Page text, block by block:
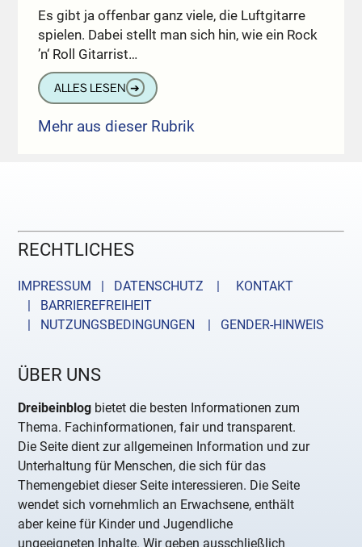
Es gibt ja offenbar ganz viele, die Luftgitarre
spielen. Dabei stellt man sich hin, wie ein Rock
’n‘ Roll Gitarrist…
ALLES LESEN ➔
Mehr aus dieser Rubrik
RECHTLICHES
IMPRESSUM | DATENSCHUTZ |
KONTAKT
| BARRIEREFREIHEIT
| NUTZUNGSBEDINGUNGEN
| GENDER-HINWEIS
ÜBER UNS
Dreibeinblog bietet die besten Informationen zum
Thema. Fachinformationen, fair und transparent.
Die Seite dient zur allgemeinen Information und zur
Unterhaltung für Menschen, die sich für das
Themengebiet dieser Seite interessieren. Die Seite
wendet sich vornehmlich an Erwachsene, enthält
aber keine für Kinder und Jugendliche
ungeeigneten Inhalte. Wir geben ausschließlich